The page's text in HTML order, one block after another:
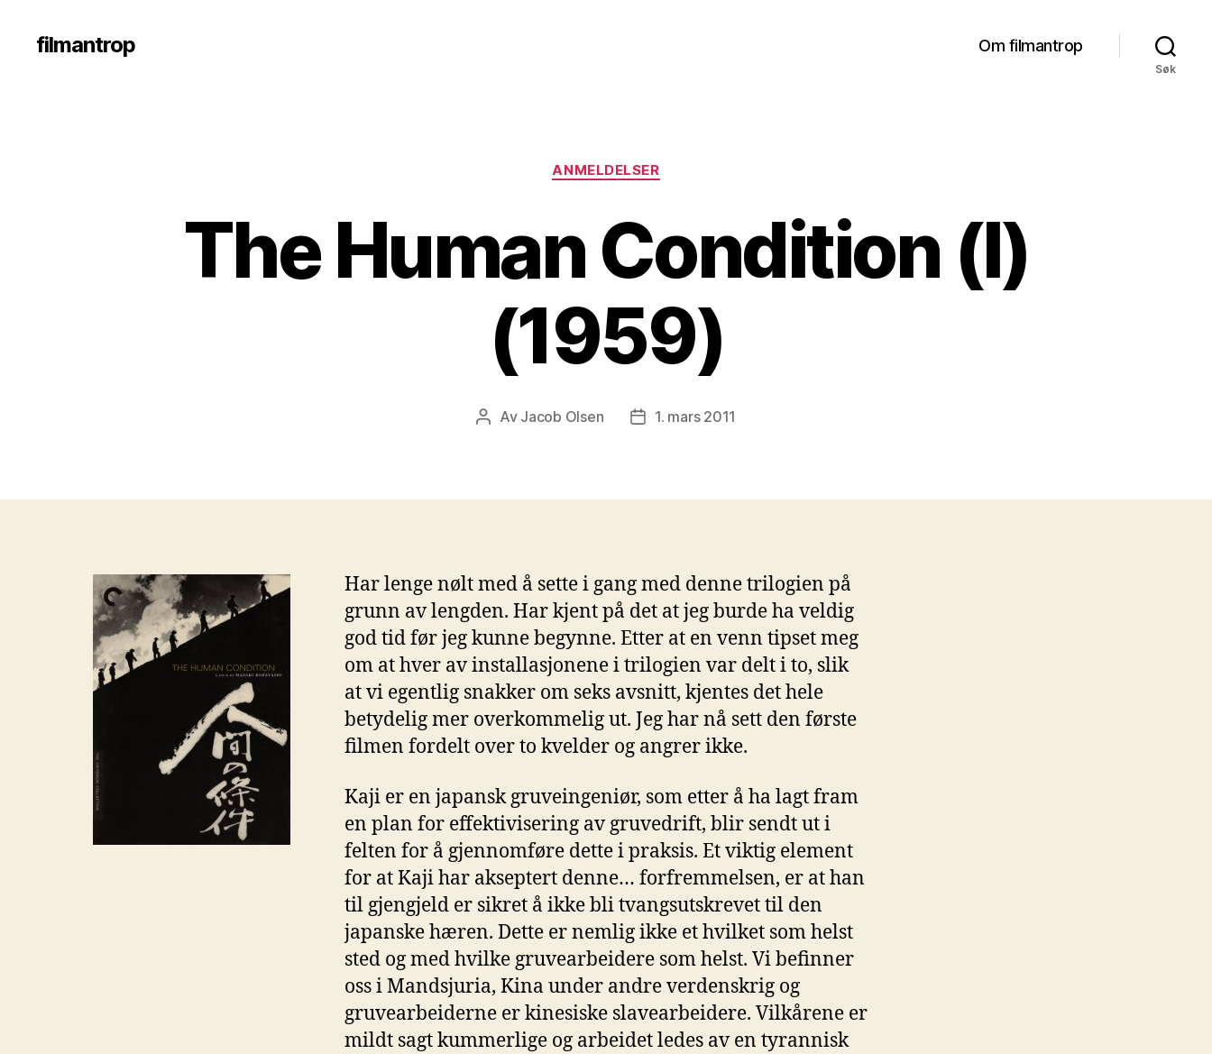
filmantrop Om filmantrop
Søk
Kategorier
ANMELDELSER
The Human Condition (I)
(1959)
Innleggsforfatter
Av Jacob Olsen Publiseringsdato
1. mars 2011
Har lenge nølt med å sette i gang med denne trilogien på
grunn av lengden. Har kjent på det at jeg burde ha veldig
god tid før jeg kunne begynne. Etter at en venn tipset meg
om at hver av installasjonene i trilogien var delt i to, slik
at vi egentlig snakker om seks avsnitt, kjentes det hele
betydelig mer overkommelig ut. Jeg har nå sett den første
filmen fordelt over to kvelder og angrer ikke.
Kaji er en japansk gruveingeniør, som etter å ha lagt fram
en plan for effektivisering av gruvedrift, blir sendt ut i
felten for å gjennomføre dette i praksis. Et viktig element
for at Kaji har akseptert denne… forfremmelsen, er at han
til gjengjeld er sikret å ikke bli tvangsutskrevet til den
japanske hæren. Dette er nemlig ikke et hvilket som helst
sted og med hvilke gruvearbeidere som helst. Vi befinner
oss i Mandsjuria, Kina under andre verdenskrig og
gruvearbeiderne er kinesiske slavearbeidere. Vilkårene er
mildt sagt kummerlige og arbeidet ledes av en tyrannisk